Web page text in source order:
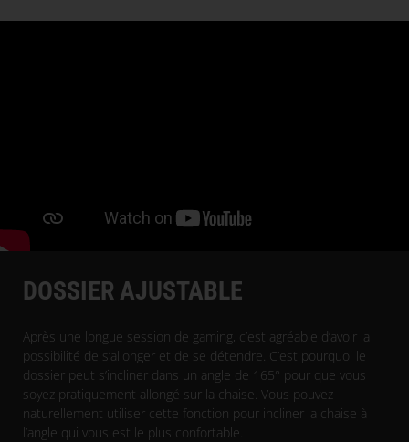
DOSSIER AJUSTABLE
Après une longue session de gaming, c’est agréable d’avoir la
possibilité de s’allonger et de se détendre. C’est pourquoi le
dossier peut s’incliner dans un angle de 165° pour que vous
soyez pratiquement allongé sur la chaise. Vous pouvez
naturellement utiliser cette fonction pour incliner la chaise à
l’angle qui vous est le plus confortable.